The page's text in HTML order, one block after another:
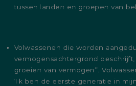
tussen landen en groepen van
Volwassenen die worden
vermogensachtergrond
groeien van vermogen”.
‘Ik ben de eerste generatie in